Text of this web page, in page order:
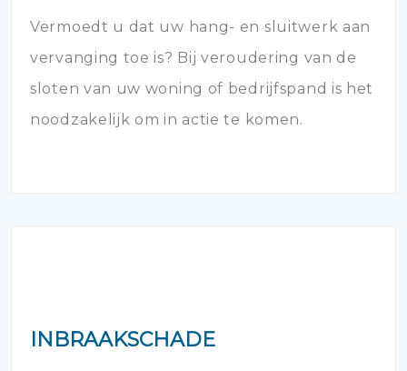
Vermoedt u dat uw hang- en sluitwerk aan
vervanging toe is? Bij veroudering van de
sloten van uw woning of bedrijfspand is het
noodzakelijk om in actie te komen.
INBRAAKSCHADE